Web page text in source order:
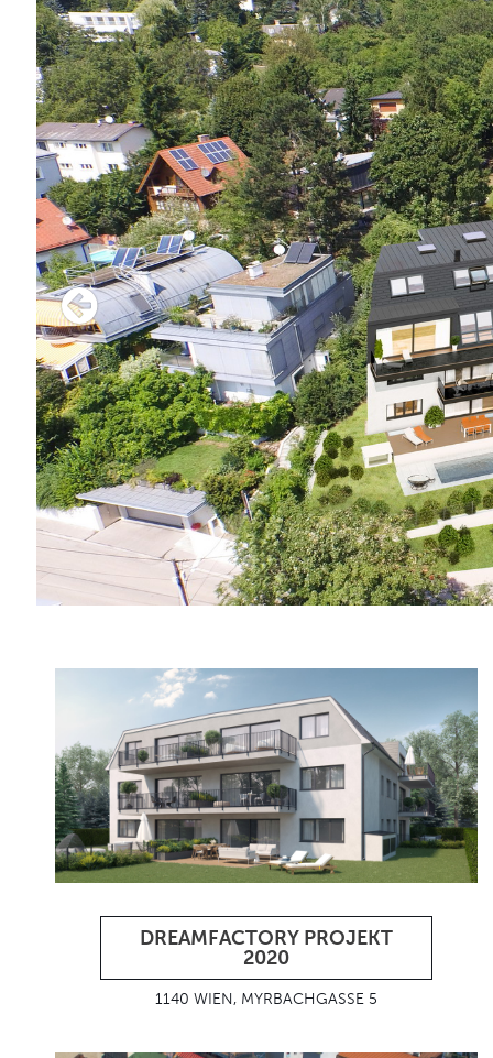
DREAMFACTORY PROJEKT
2020
1140 WIEN, MYRBACHGASSE 5